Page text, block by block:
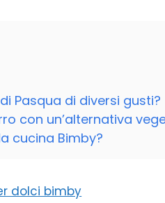
Pasqua di diversi gusti?
con un’alternativa
cucina Bimby?
dolci bimby